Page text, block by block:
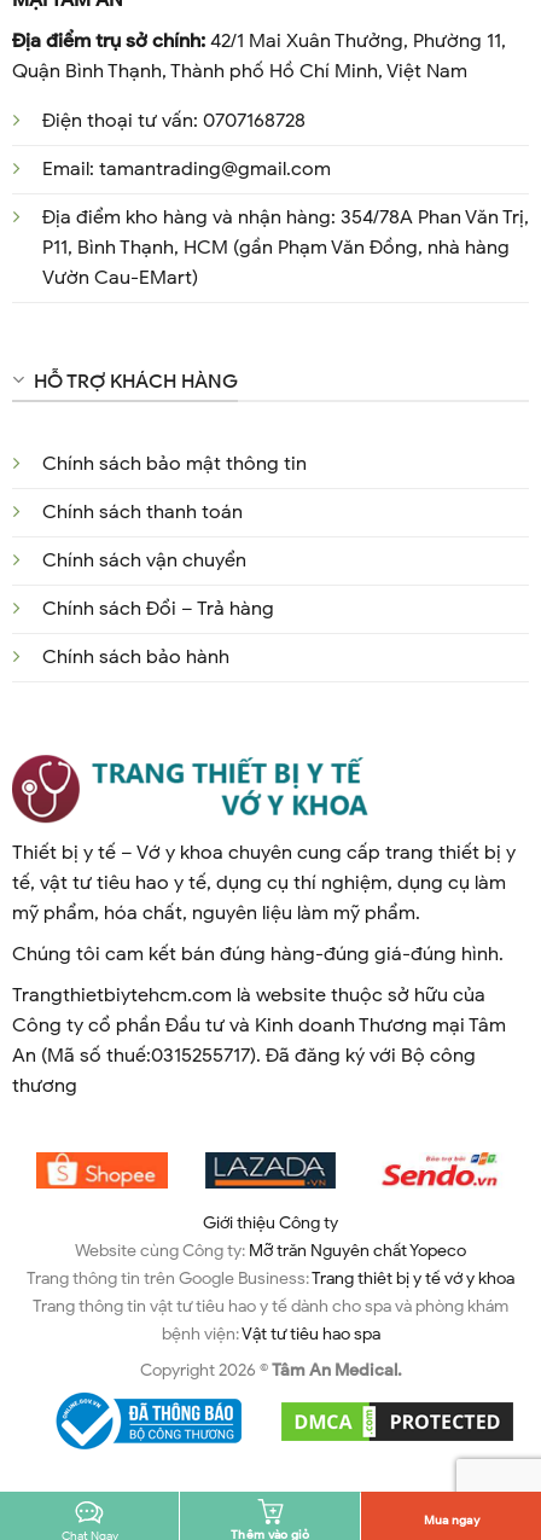
Địa điểm trụ sở chính:42/1 Mai Xuân Thưởng, Phường 11,
Quận Bình Thạnh, Thành phố Hồ Chí Minh, Việt Nam
Điện thoại tư vấn: 0707168728
Email: tamantrading@gmail.com
Địa điểm kho hàng và nhận hàng: 354/78A Phan Văn Trị,
P11, Bình Thạnh, HCM (gần Phạm Văn Đồng, nhà hàng
Vườn Cau-EMart)
HỖ TRỢ KHÁCH HÀNG
Chính sách bảo mật thông tin
Chính sách thanh toán
Chính sách vận chuyển
Chính sách Đổi – Trả hàng
Chính sách bảo hành
Thiết bị y tế – Vớ y khoa chuyên cung cấp trang thiết bị y
tế, vật tư tiêu hao y tế, dụng cụ thí nghiệm, dụng cụ làm
mỹ phẩm, hóa chất, nguyên liệu làm mỹ phẩm.
Chúng tôi cam kết bán đúng hàng-đúng giá-đúng hình.
Trangthietbiytehcm.com là website thuộc sở hữu của
Công ty cổ phần Đầu tư và Kinh doanh Thương mại Tâm
An (Mã số thuế:0315255717). Đã đăng ký với Bộ công
thương
Giới thiệu Công ty
Website cùng Công ty: Mỡ trăn Nguyên chất Yopeco
Trang thông tin trên Google Business:Trang thiêt bị y tế vớ y khoa
Trang thông tin vật tư tiêu hao y tế dành cho spa và phòng khám
bệnh viện:Vật tư tiêu hao spa
Copyright 2026 ©Tâm An Medical.
Chat Ngay Thêm vào giỏ
Mua ngay